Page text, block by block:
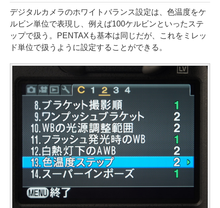
デジタルカメラのホワイトバランス設定は、色温度をケ
ルビン単位で表現し、例えば100ケルビンといったステ
ップで扱う。PENTAXも基本は同じだが、これをミレッ
ド単位で扱うように設定することができる。